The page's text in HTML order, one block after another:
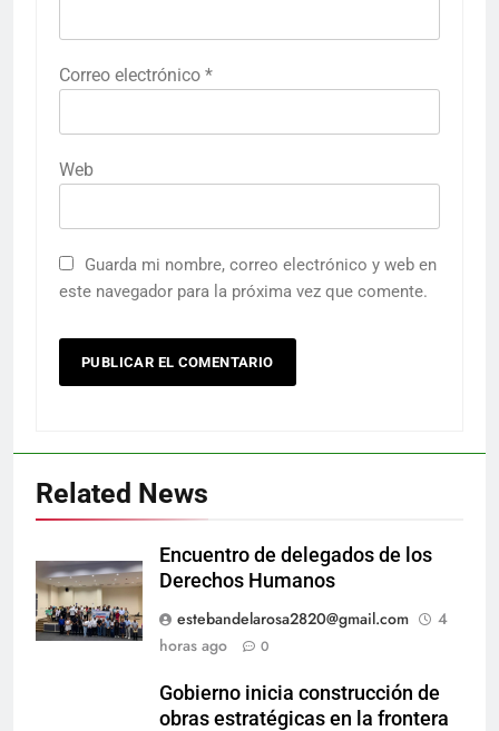
Correo electrónico *
Web
Guarda mi nombre, correo electrónico y web en
este navegador para la próxima vez que comente.
Related News
Encuentro de delegados de los
Derechos Humanos
estebandelarosa2820@gmail.com
4
horas ago
0
Gobierno inicia construcción de
obras estratégicas en la frontera